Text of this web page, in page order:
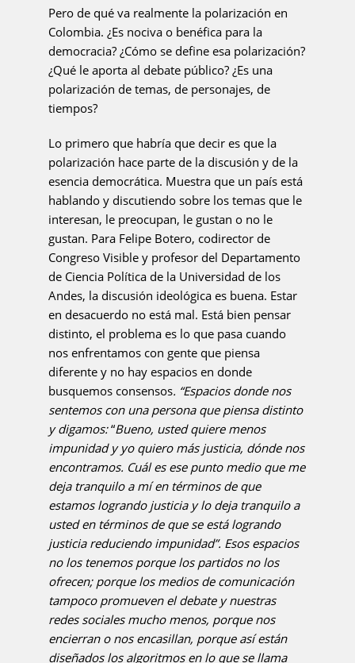
Pero de qué va realmente la polarización en
Colombia. ¿Es nociva o benéfica para la
democracia? ¿Cómo se define esa polarización?
¿Qué le aporta al debate público? ¿Es una
polarización de temas, de personajes, de
tiempos?
Lo primero que habría que decir es que la
polarización hace parte de la discusión y de la
esencia democrática. Muestra que un país está
hablando y discutiendo sobre los temas que le
interesan, le preocupan, le gustan o no le
gustan. Para Felipe Botero, codirector de
Congreso Visible y profesor del Departamento
de Ciencia Política de la Universidad de los
Andes, la discusión ideológica es buena. Estar
en desacuerdo no está mal. Está bien pensar
distinto, el problema es lo que pasa cuando
nos enfrentamos con gente que piensa
diferente y no hay espacios en donde
busquemos consensos. “Espacios donde nos
sentemos con una persona que piensa distinto
y digamos:“Bueno, usted quiere menos
impunidad y yo quiero más justicia, dónde nos
encontramos. Cuál es ese punto medio que me
deja tranquilo a mí en términos de que
estamos logrando justicia y lo deja tranquilo a
usted en términos de que se está logrando
justicia reduciendo impunidad”. Esos espacios
no los tenemos porque los partidos no los
ofrecen; porque los medios de comunicación
tampoco promueven el debate y nuestras
redes sociales mucho menos, porque nos
encierran o nos encasillan, porque así están
diseñados los algoritmos en lo que se llama